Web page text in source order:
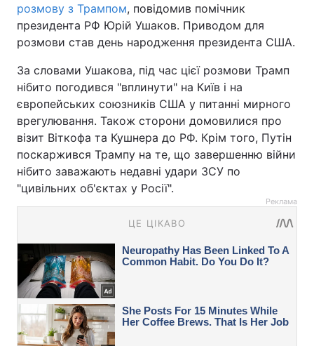
розмову з Трампом, повідомив помічник
президента РФ Юрій Ушаков. Приводом для
розмови став день народження президента США.
За словами Ушакова, під час цієї розмови Трамп
нібито погодився "вплинути" на Київ і на
європейських союзників США у питанні мирного
врегулювання. Також сторони домовилися про
візит Віткофа та Кушнера до РФ. Крім того, Путін
поскаржився Трампу на те, що завершенню війни
нібито заважають недавні удари ЗСУ по
"цивільних об'єктах у Росії".
Реклама